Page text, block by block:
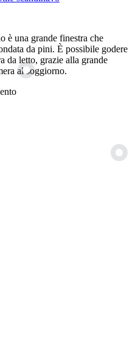
è una grande finestra che
da pini. È possibile godere
da letto, grazie alla grande
al soggiorno.